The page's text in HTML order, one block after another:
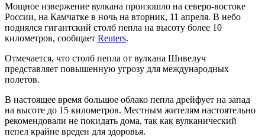
Мощное извержение вулкана произошло на северо-востоке
России, на Камчатке в ночь на вторник, 11 апреля. В небо
поднялся гигантский столб пепла на высоту более 10
километров, сообщает Reuters.
Отмечается, что столб пепла от вулкана Шивелуч
представляет повышенную угрозу для международных
полетов.
В настоящее время большое облако пепла дрейфует на запад
на высоте до 15 километров. Местным жителям настоятельно
рекомендовали не покидать дома, так как вулканический
пепел крайне вреден для здоровья.